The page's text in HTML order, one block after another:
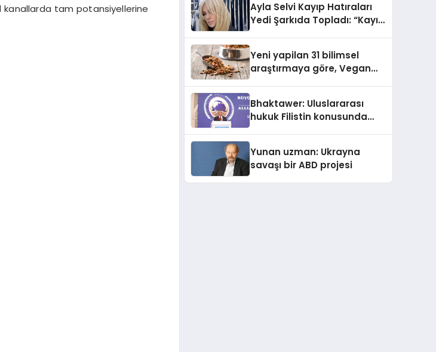
tam potansiyellerine
Ayla Selvi Kayıp Hatıraları
Yedi Şarkıda Topladı: “Kayıp
Yeni yapilan 31 bilimsel
araştırmaya göre, Vegan
Sindirildiğini Ortaya Koydu
Bhaktawer: Uluslararası
hukuk Filistin konusunda
Yunan uzman: Ukrayna
savaşı bir ABD projesi